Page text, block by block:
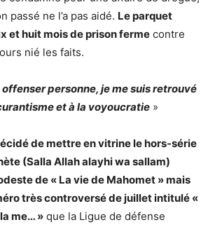
passé ne l’a pas aidé. Le parquet
et huit mois de prison ferme contre
nié les faits.
personne, je me suis retrouvé
et à la voyoucratie »
de mettre en vitrine le hors-série
(Salla Allah alayhi wa sallam)
de « La vie de Mahomet » mais
très controversé de juillet intitulé «
me… » que la Ligue de défense